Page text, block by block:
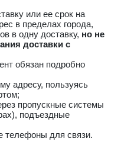
или ее срок на
в пределах города,
в одну доставку, но не
доставки с
обязан подробно
адресу, пользуясь
пропускные системы
подъездные
телефоны для связи.